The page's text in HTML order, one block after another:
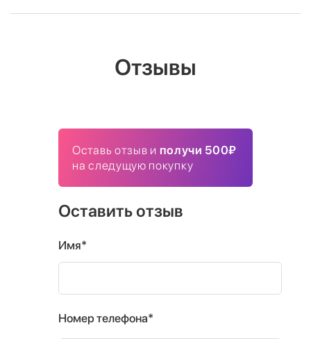
Отзывы
Оставь отзыв и получи 500₽
на следущую покупку
Оставить отзыв
Имя*
Номер телефона*